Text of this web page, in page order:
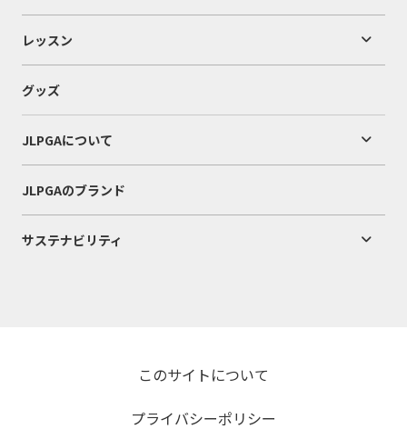
レッスン
グッズ
JLPGAについて
JLPGAのブランド
サステナビリティ
このサイトについて
プライバシーポリシー